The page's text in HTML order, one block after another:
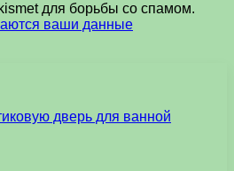
для борьбы со спамом.
ваши данные
дверь для ванной